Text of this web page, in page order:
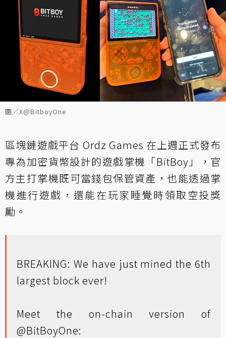
圖／X@BitboyOne
區塊鏈遊戲平台 Ordz Games 在上週正式發布
專為加密貨幣設計的遊戲掌機「BitBoy」，官
方主打掌機既可當錢包保管資產，也能透過掌
機進行遊戲，還能在玩家睡覺時領取空投獎
勵。
BREAKING: We have just mined the 6th
largest block ever!
Meet the on-chain version of
@BitBoyOne: